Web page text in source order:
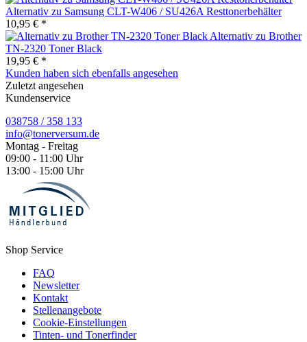
Alternativ zu Samsung CLT-W406 / SU426A Resttonerbehälter
10,95 € *
Alternativ zu Brother
TN-2320 Toner Black
19,95 € *
Kunden haben sich ebenfalls angesehen
Zuletzt angesehen
Kundenservice
038758 / 358 133
info@tonerversum.de
Montag - Freitag
09:00 - 11:00 Uhr
13:00 - 15:00 Uhr
Shop Service
FAQ
Newsletter
Kontakt
Stellenangebote
Cookie-Einstellungen
Tinten- und Tonerfinder